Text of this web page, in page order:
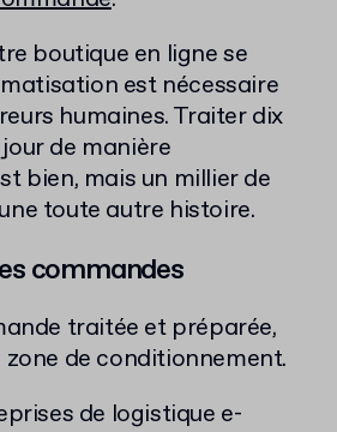
boutique en ligne se
est nécessaire
humaines. Traiter dix
de manière
bien, mais un millier de
toute autre histoire.
commandes
traitée et préparée,
zone de conditionnement.
de logistique e-